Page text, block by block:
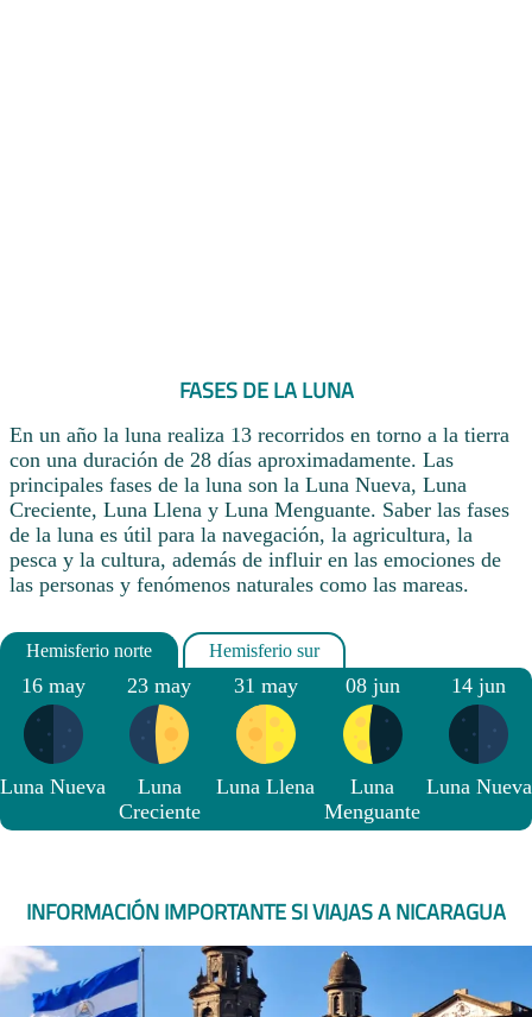
FASES DE LA LUNA
En un año la luna realiza 13 recorridos en torno a la tierra
con una duración de 28 días aproximadamente. Las
principales fases de la luna son la Luna Nueva, Luna
Creciente, Luna Llena y Luna Menguante. Saber las fases
de la luna es útil para la navegación, la agricultura, la
pesca y la cultura, además de influir en las emociones de
las personas y fenómenos naturales como las mareas.
16 may
Luna Nueva
23 may
Luna
Creciente
31 may
Luna Llena
08 jun
Luna
Menguante
14 jun
Luna Nueva
INFORMACIÓN IMPORTANTE SI VIAJAS A NICARAGUA